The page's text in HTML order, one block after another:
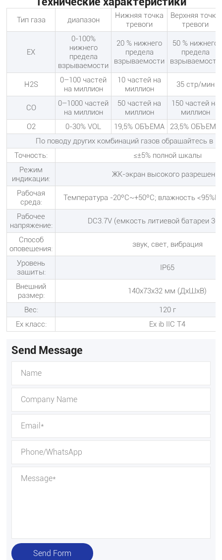
Тип газа диапазон
Нижняя точка
тревоги
Верхняя точка
тревоги
EX
0-100%
нижнего
предела
взрываемости
20 % нижнего
предела
взрываемости
50 % нижнего
предела
взрываемости
H2S
0–100 частей
на миллион
10 частей на
миллион
35 стр/мин
СО
0–1000 частей
на миллион
50 частей на
миллион
150 частей на
миллион
O2
0-30% VOL 19,5% ОБЪЕМА
23,5% ОБЪЕМА
По поводу других комбинаций газов обращайтесь в
Точность:
≤±5% полной шкалы
Режим
индикации:
ЖК-экран высокого
Рабочая
среда:
Температура -20ºC~+50ºC; влажность
Рабочее
напряжение:
DC3.7V (емкость литиевой батареи
Способ
оповещения:
звук, свет, вибрация
Уровень
защиты:
IP65
Внешний
размер:
140x73x32 мм (ДxШxВ)
Вес:
120 г
Ex класс:
Ex ib IIC T4
Send Message
Send Form